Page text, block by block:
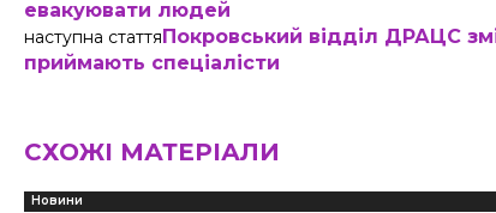
евакуювати людей
наступна статтяПокровський відділ ДРАЦС
приймають спеціалісти
СХОЖІ МАТЕРІАЛИ
Новини